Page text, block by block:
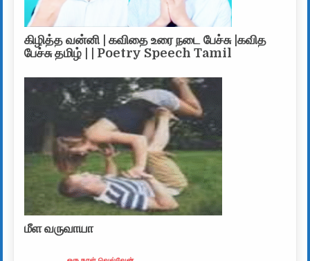
கிழித்த வன்னி | கவிதை உரை நடை பேச்சு |கவித
பேச்சு தமிழ் | | Poetry Speech Tamil
மீள வருவாயா